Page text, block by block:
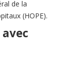
de la
(HOPE).